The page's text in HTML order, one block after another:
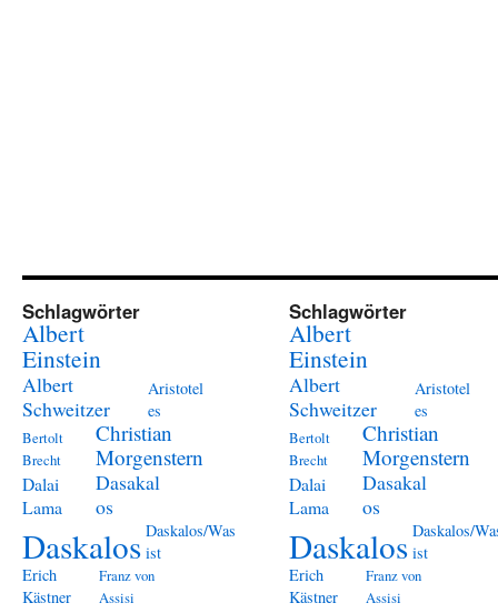
Schlagwörter
Albert
Einstein
Albert
Schweitzer
Aristotel
es
Bertolt
Brecht
Christian
Morgenstern
Dalai
Lama
Dasakal
os
Daskalos Daskalos/Was
ist
Erich
Kästner
Franz von
Assisi
Schlagwörter
Albert
Einstein
Albert
Schweitzer
Aristotel
es
Bertolt
Brecht
Christian
Morgenstern
Dalai
Lama
Dasakal
os
Daskalos Daskalos/
ist
Erich
Kästner
Franz von
Assisi